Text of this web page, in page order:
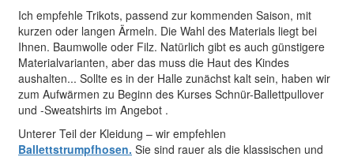
Ich empfehle Trikots, passend zur kommenden Saison, mit
kurzen oder langen Ärmeln. Die Wahl des Materials liegt bei
Ihnen. Baumwolle oder Filz. Natürlich gibt es auch günstigere
Materialvarianten, aber das muss die Haut des Kindes
aushalten... Sollte es in der Halle zunächst kalt sein, haben wir
zum Aufwärmen zu Beginn des Kurses Schnür-Ballettpullover
und -Sweatshirts im Angebot .
Unterer Teil der Kleidung – wir empfehlen
Ballettstrumpfhosen. Sie sind rauer als die klassischen und